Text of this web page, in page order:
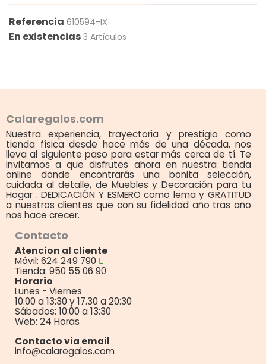
Referencia 610594-IX
En existencias 3 Artículos
Calaregalos.com
Nuestra experiencia, trayectoria y prestigio como
tienda física desde hace más de una década, nos
lleva al siguiente paso para estar más cerca de tí. Te
invitamos a que disfrutes ahora en nuestra tienda
online donde encontrarás una bonita selección,
cuidada al detalle, de Muebles y Decoración para tu
Hogar . DEDICACIÓN Y ESMERO como lema y GRATITUD
a nuestros clientes que con su fidelidad año tras año
nos hace crecer.
Contacto
Atencion al cliente
Móvil: 624 249 790
Tienda: 950 55 06 90
Horario
Lunes - Viernes
10:00 a 13:30 y 17.30 a 20:30
Sábados: 10:00 a 13:30
Web: 24 Horas
Contacto via email
info@calaregalos.com